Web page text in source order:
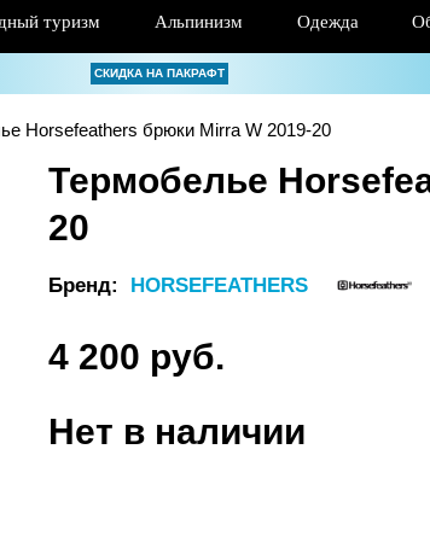
туризм Альпинизм Одежда
СКИДКА НА ПАКРАФТ
Horsefeathers брюки Mirra W 2019-20
Термобелье
20
Бренд: HORSEFEATHERS
4 200 руб.
Нет в наличии